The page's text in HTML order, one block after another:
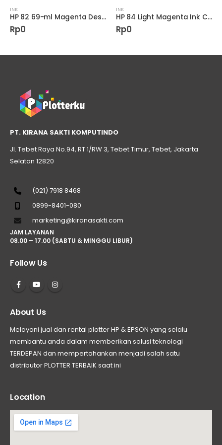
INK
HP 82 69-ml Magenta DesignJet Ink Cartridge
Rp0
INK
HP 84 Light Magenta Ink Cartridge
Rp0
PT. KIRANA SAKTI KOMPUTINDO
Jl. Tebet Raya No.94, RT 1/RW 3, Tebet Timur, Tebet, Jakarta
Selatan 12820
(021) 7918 8468
0899-8401-080
marketing@kiranasakti.com
JAM LAYANAN
08.00 – 17.00 (SABTU & MINGGU LIBUR)
Follow Us
About Us
Melayani jual dan rental plotter HP & EPSON yang selalu
membantu anda dalam memberikan solusi teknologi
TERDEPAN dan mempertahankan menjadi salah satu
distributor PLOTTER TERBAIK saat ini
Location